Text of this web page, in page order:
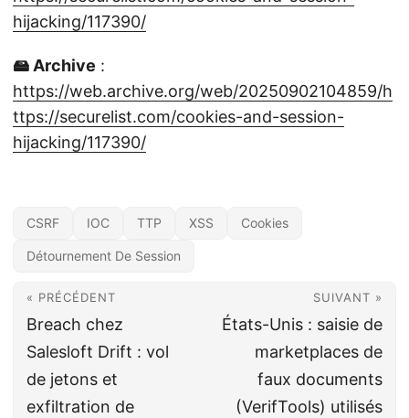
hijacking/117390/
🖴 Archive :
https://web.archive.org/web/20250902104859/h
ttps://securelist.com/cookies-and-session-
hijacking/117390/
CSRF IOC TTP XSS Cookies
Détournement De Session
« PRÉCÉDENT
Breach chez
Salesloft Drift : vol
de jetons et
exfiltration de
SUIVANT »
États-Unis : saisie de
marketplaces de
faux documents
(VerifTools) utilisés